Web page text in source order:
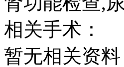
相关手术：
暂无相关资料